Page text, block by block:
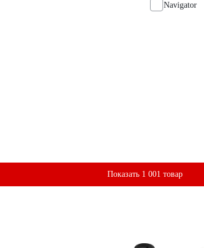
Navigator
Показать 1 001 товар